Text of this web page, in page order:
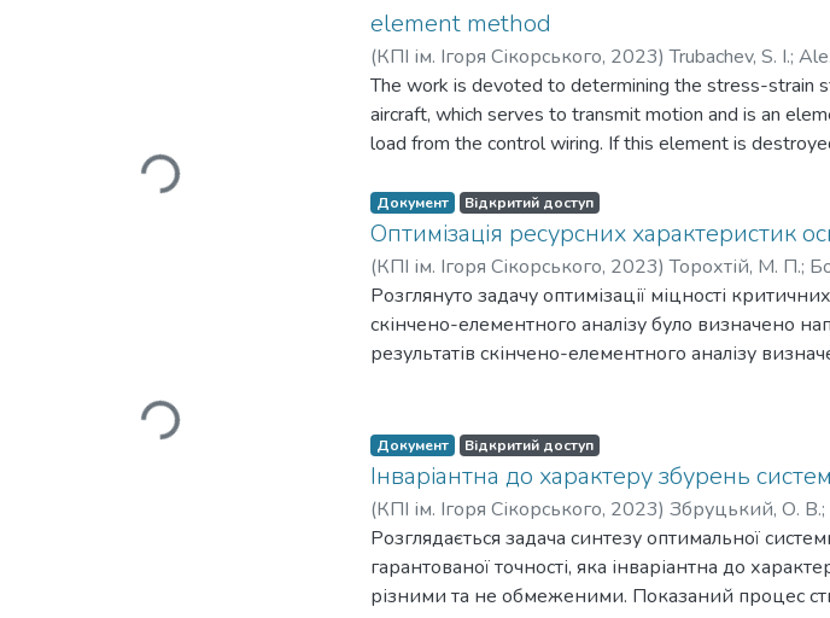
Вантажиться...
element method
(КПІ ім. Ігоря Сікорського, 2023)Trubachev, S. I.;
The work is devoted to determining the stress-
aircraft, which serves to transmit motion and is an
load from the control wiring. If this element is
studying the stress state of complex parts and
determine the stress-strain state in the work, a
the stress-strain state of mechanical systems with
given load. A four-node tetrahedral element was
state, dangerous places in the structure were
consequence, destruction.
Вантажиться...
Документ Відкритий доступ
Оптимізація ресурсних характеристик
(КПІ ім. Ігоря Сікорського, 2023)Торохтій, М. П.;
Розглянуто задачу оптимізації міцності
скінчено-елементного аналізу було визначено
результатів скінчено-елементного аналізу
деформованого стану і ресурсу до руйнування.
SHERPA який використовує декілька стратегій
Документ Відкритий доступ
Інваріантна до характеру збурень
(КПІ ім. Ігоря Сікорського, 2023) Збруцький, О. В.;
Розглядається задача синтезу оптимальної
гарантованої точності, яка інваріантна до
різними та не обмеженими. Показаний процес